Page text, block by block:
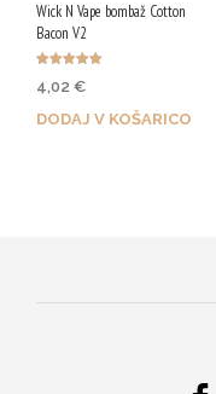
Wick N Vape bombaž Cotton
Bacon V2
5.00
4,02 €
DODAJ V KOŠARICO